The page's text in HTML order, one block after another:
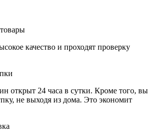
качество и проходят проверку
открыт 24 часа в сутки. Кроме того, вы
не выходя из дома. Это экономит